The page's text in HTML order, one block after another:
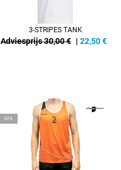
3-STRIPES TANK
Adviesprijs 30,00 € | 22,50€
-20%